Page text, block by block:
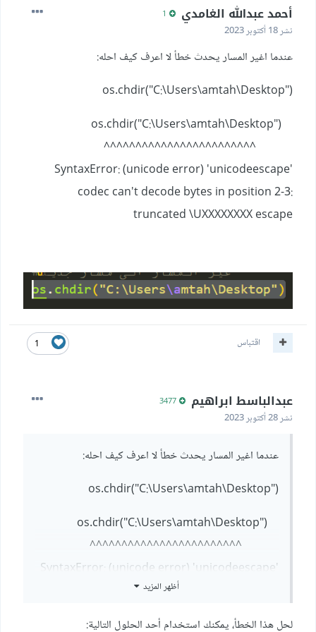
أحمد عبدالله الغامدي
نشر18 أكتوبر 2023
عندما اغير المسار يحدث خطأ لا اعرف كيف احله:
os.chdir("C:\Users\amtah\Desktop")
^^^^^^^^^^^^^^^^^^^^^^^^
SyntaxError: (unicode error) 'unicodeescape'
codec can't decode bytes in position 2-3:
truncated \UXXXXXXXX escape
1 اقتباس
عبدالباسط ابراهيم
نشر28 أكتوبر 2023
عندما اغير المسار يحدث خطأ لا اعرف كيف احله:
os.chdir("C:\Users\amtah\Desktop")
^^^^^^^^^^^^^^^^^^^^^^^^
SyntaxError: (unicode error) 'unicodeescape'
codec can't decode bytes in position 2-3:
truncated \UXXXXXXXX escape
أظهر المزيد
لحل هذا الخطأ، يمكنك استخدام أحد الحلول التالية: